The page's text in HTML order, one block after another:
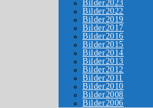
Bilder2023
Bilder2022
Bilder2019
Bilder2017
Bilder2016
Bilder2015
Bilder2014
Bilder2013
Bilder2012
Bilder2011
Bilder2010
Bilder2008
Bilder2006